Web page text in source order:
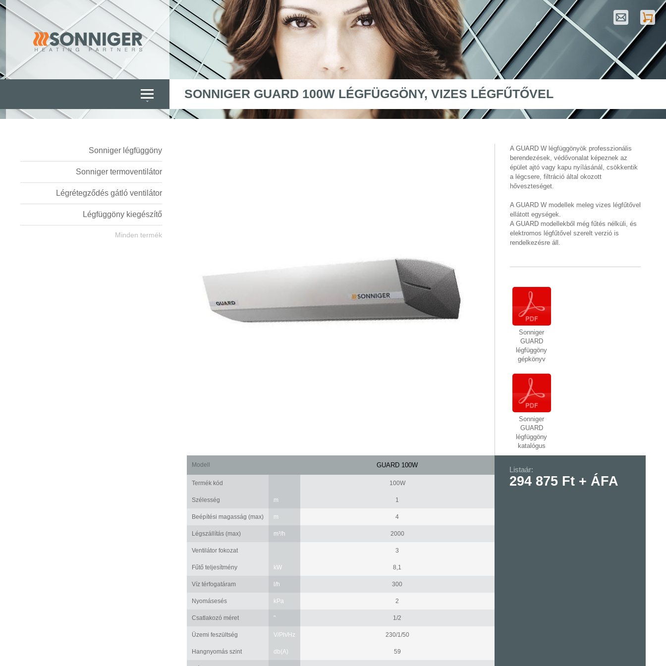
SONNIGER GUARD 100W LÉGFÜGGÖNY, VIZES LÉGFŰTŐVEL
Sonniger légfüggöny
Sonniger termoventilátor
Légrétegződés gátló ventilátor
Légfüggöny kiegészítő
Minden termék
A GUARD W légfüggönyök professzionális
berendezések, védővonalat képeznek az
épület ajtó vagy kapu nyílásánál, csökkentik
a légcsere, filtráció által okozott
hőveszteséget.
A GUARD W modellek meleg vizes légfűtővel
ellátott egységek.
A GUARD modellekből még fűtés nélküli, és
elektromos légfűtővel szerelt verzió is
rendelkezésre áll.
Sonniger
GUARD
légfüggöny
gépkönyv
Sonniger
GUARD
légfüggöny
katalógus
Modell GUARD 100W
Termék kód 100W
Szélesség m 1
Beépítési magasság (max) m 4
Légszállítás (max) m³/h 2000
Ventilátor fokozat 3
Fűtő teljesítmény kW 8,1
Víz térfogatáram l/h 300
Nyomásesés kPa 2
Csatlakozó méret " 1/2
Üzemi feszültség V/Ph/Hz 230/1/50
Hangnyomás szint db(A) 59
Listaár:
294 875 Ft + ÁFA